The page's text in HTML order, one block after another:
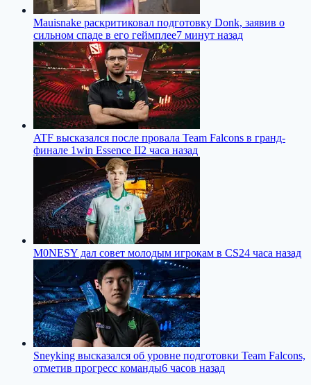
Mauisnake раскритиковал подготовку Donk, заявив о
сильном спаде в его геймплее7 минут назад
ATF высказался после провала Team Falcons в гранд-
финале 1win Essence II2 часа назад
M0NESY дал совет молодым игрокам в CS24 часа назад
Sneyking высказался об уровне подготовки Team Falcons,
отметив прогресс команды6 часов назад